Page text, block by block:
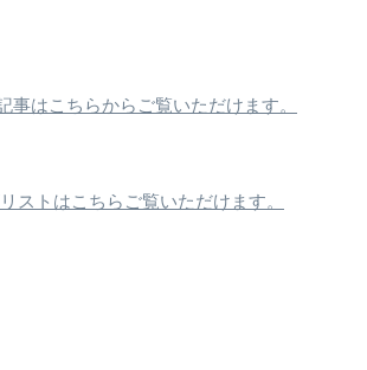
事はこちらからご覧いただけます。
ストはこちらご覧いただけます。